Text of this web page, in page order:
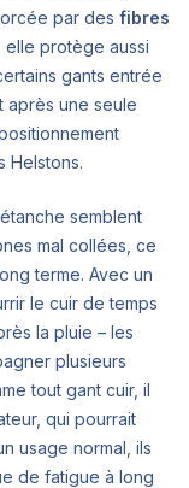
par des fibres
elle protège aussi
gants entrée
après une seule
Helstons.
semblent
mal collées, ce
terme. Avec un
le cuir de temps
la pluie – les
plusieurs
tout gant cuir, il
qui pourrait
usage normal, ils
de fatigue à long